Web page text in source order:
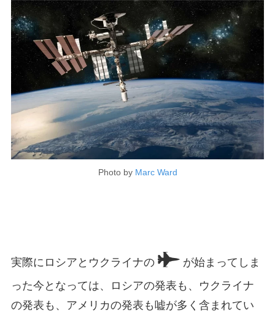
Photo by Marc Ward
実際にロシアとウクライナの
が始まってしま
った今となっては、ロシアの発表も、ウクライナ
の発表も、アメリカの発表も嘘が多く含まれてい